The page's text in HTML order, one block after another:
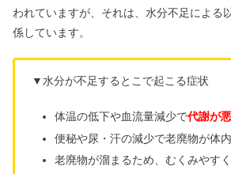
われていますが、それは、水分不足による
係しています。
▼水分が不足するとこで起こる症状
体温の低下や血流量減少で代謝が
便秘や尿・汗の減少で老廃物が体
老廃物が溜まるため、むくみやす